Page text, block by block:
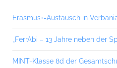
Erasmus+-Austausch in
„FerrAbi – 13 Jahre neben der
MINT-Klasse 8d der